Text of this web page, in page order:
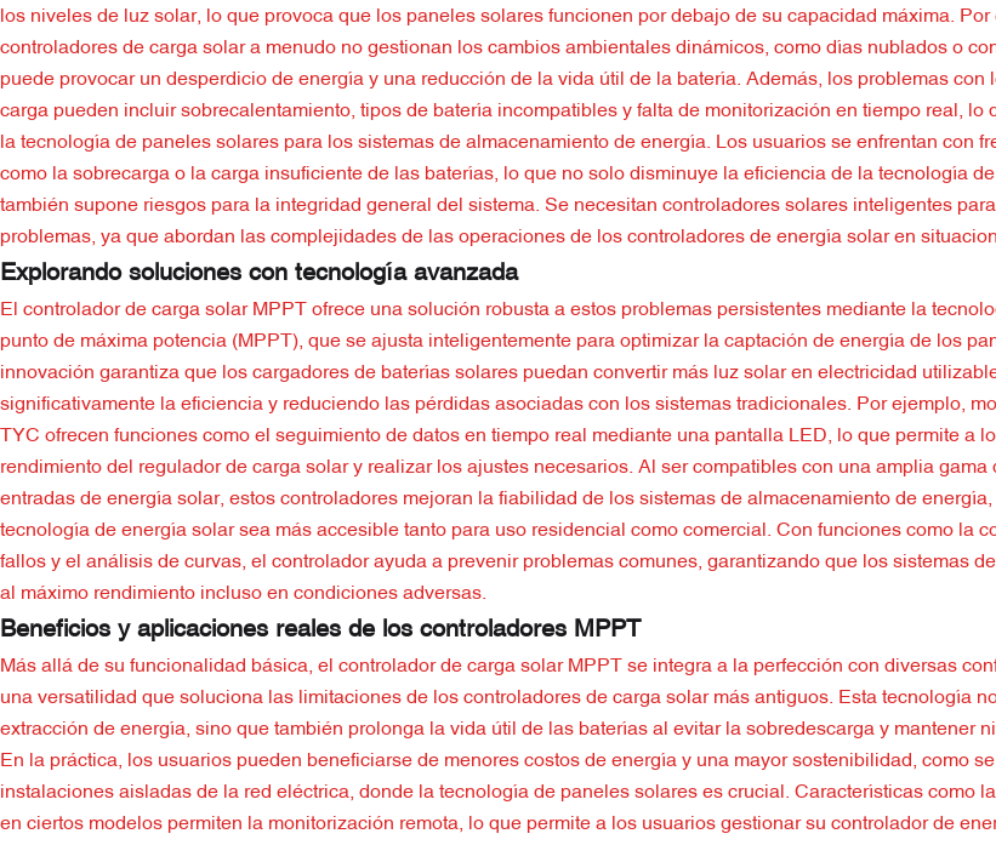
los niveles de luz solar, lo que provoca que los paneles solares funcionen por debajo de su capacidad máxima.
controladores de carga solar a menudo no gestionan los cambios ambientales dinámicos, como días nublados o
puede provocar un desperdicio de energía y una reducción de la vida útil de la batería. Además, los problemas con
carga pueden incluir sobrecalentamiento, tipos de batería incompatibles y falta de monitorización en tiempo real, lo
la tecnología de paneles solares para los sistemas de almacenamiento de energía. Los usuarios se enfrentan con
como la sobrecarga o la carga insuficiente de las baterías, lo que no solo disminuye la eficiencia de la tecnología
también supone riesgos para la integridad general del sistema. Se necesitan controladores solares inteligentes
problemas, ya que abordan las complejidades de las operaciones de los controladores de energía solar en
Explorando soluciones con tecnología avanzada
El controlador de carga solar MPPT ofrece una solución robusta a estos problemas persistentes mediante la
punto de máxima potencia (MPPT), que se ajusta inteligentemente para optimizar la captación de energía de los
innovación garantiza que los cargadores de baterías solares puedan convertir más luz solar en electricidad
significativamente la eficiencia y reduciendo las pérdidas asociadas con los sistemas tradicionales. Por ejemplo,
TYC ofrecen funciones como el seguimiento de datos en tiempo real mediante una pantalla LED, lo que permite a
rendimiento del regulador de carga solar y realizar los ajustes necesarios. Al ser compatibles con una amplia gama
entradas de energía solar, estos controladores mejoran la fiabilidad de los sistemas de almacenamiento de
tecnología de energía solar sea más accesible tanto para uso residencial como comercial. Con funciones como la
fallos y el análisis de curvas, el controlador ayuda a prevenir problemas comunes, garantizando que los sistemas
al máximo rendimiento incluso en condiciones adversas.
Beneficios y aplicaciones reales de los controladores MPPT
Más allá de su funcionalidad básica, el controlador de carga solar MPPT se integra a la perfección con diversas
una versatilidad que soluciona las limitaciones de los controladores de carga solar más antiguos. Esta tecnología
extracción de energía, sino que también prolonga la vida útil de las baterías al evitar la sobredescarga y mantener
En la práctica, los usuarios pueden beneficiarse de menores costos de energía y una mayor sostenibilidad, como
instalaciones aisladas de la red eléctrica, donde la tecnología de paneles solares es crucial. Características como
en ciertos modelos permiten la monitorización remota, lo que permite a los usuarios gestionar su controlador de